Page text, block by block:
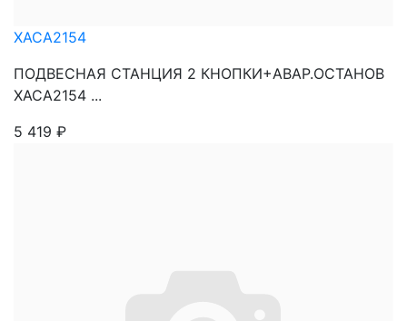
XACA2154
ПОДВЕСНАЯ СТАНЦИЯ 2 КНОПКИ+АВАР.ОСТАНОВ
XACA2154 ...
5 419 ₽